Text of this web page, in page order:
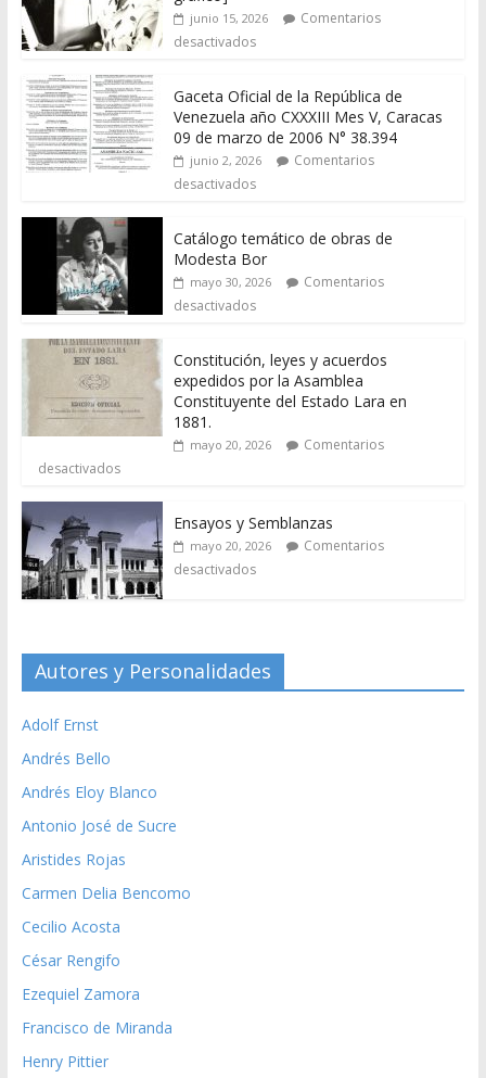
junio 15, 2026
Comentarios
desactivados
Gaceta Oficial de la República de
Venezuela año CXXXIII Mes V, Caracas
09 de marzo de 2006 N° 38.394
junio 2, 2026
Comentarios
desactivados
Catálogo temático de obras de
Modesta Bor
mayo 30, 2026
Comentarios
desactivados
Constitución, leyes y acuerdos
expedidos por la Asamblea
Constituyente del Estado Lara en
1881.
mayo 20, 2026
Comentarios
desactivados
Ensayos y Semblanzas
mayo 20, 2026
Comentarios
desactivados
Autores y Personalidades
Adolf Ernst
Andrés Bello
Andrés Eloy Blanco
Antonio José de Sucre
Aristides Rojas
Carmen Delia Bencomo
Cecilio Acosta
César Rengifo
Ezequiel Zamora
Francisco de Miranda
Henry Pittier